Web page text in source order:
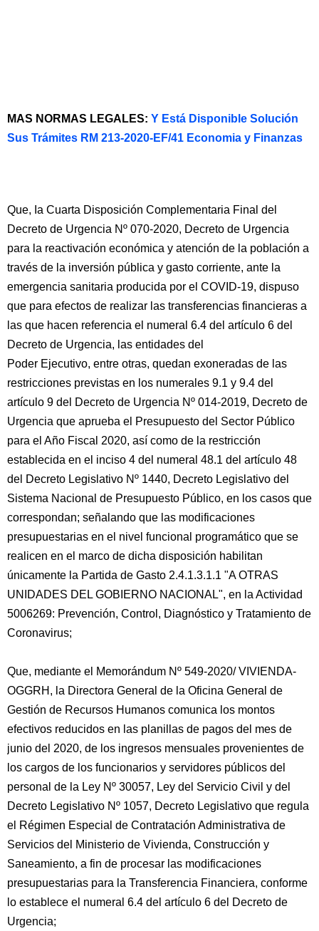
MAS NORMAS LEGALES: Y Está Disponible Solución
Sus Trámites RM 213-2020-EF/41 Economia y Finanzas
Que, Ia Cuarta Disposición Complementaria Final del
Decreto de Urgencia Nº 070-2020, Decreto de Urgencia
para la reactivación económica y atención de la población a
través de la inversión pública y gasto corriente, ante la
emergencia sanitaria producida por el COVID-19, dispuso
que para efectos de realizar las transferencias financieras a
las que hacen referencia el numeral 6.4 del artículo 6 del
Decreto de Urgencia, las entidades del
Poder Ejecutivo, entre otras, quedan exoneradas de las
restricciones previstas en los numerales 9.1 y 9.4 del
artículo 9 del Decreto de Urgencia Nº 014-2019, Decreto de
Urgencia que aprueba el Presupuesto del Sector Público
para el Año Fiscal 2020, así como de la restricción
establecida en el inciso 4 del numeral 48.1 del artículo 48
del Decreto Legislativo Nº 1440, Decreto Legislativo del
Sistema Nacional de Presupuesto Público, en los casos que
correspondan; señalando que las modificaciones
presupuestarias en el nivel funcional programático que se
realicen en el marco de dicha disposición habilitan
únicamente la Partida de Gasto 2.4.1.3.1.1 "A OTRAS
UNIDADES DEL GOBIERNO NACIONAL", en la Actividad
5006269: Prevención, Control, Diagnóstico y Tratamiento de
Coronavirus;
Que, mediante el Memorándum Nº 549-2020/ VIVIENDA-
OGGRH, la Directora General de la Oficina General de
Gestión de Recursos Humanos comunica los montos
efectivos reducidos en las planillas de pagos del mes de
junio del 2020, de los ingresos mensuales provenientes de
los cargos de los funcionarios y servidores públicos del
personal de la Ley Nº 30057, Ley del Servicio Civil y del
Decreto Legislativo Nº 1057, Decreto Legislativo que regula
el Régimen Especial de Contratación Administrativa de
Servicios del Ministerio de Vivienda, Construcción y
Saneamiento, a fin de procesar las modificaciones
presupuestarias para la Transferencia Financiera, conforme
lo establece el numeral 6.4 del artículo 6 del Decreto de
Urgencia;